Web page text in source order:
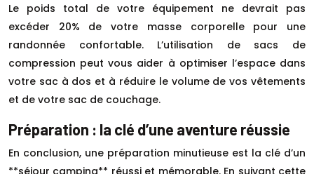
Le poids total de votre équipement ne devrait pas
excéder 20% de votre masse corporelle pour une
randonnée confortable. L’utilisation de sacs de
compression peut vous aider à optimiser l’espace dans
votre sac à dos et à réduire le volume de vos vêtements
et de votre sac de couchage.
Préparation : la clé d’une aventure réussie
En conclusion, une préparation minutieuse est la clé d’un
**séjour camping** réussi et mémorable. En suivant cette